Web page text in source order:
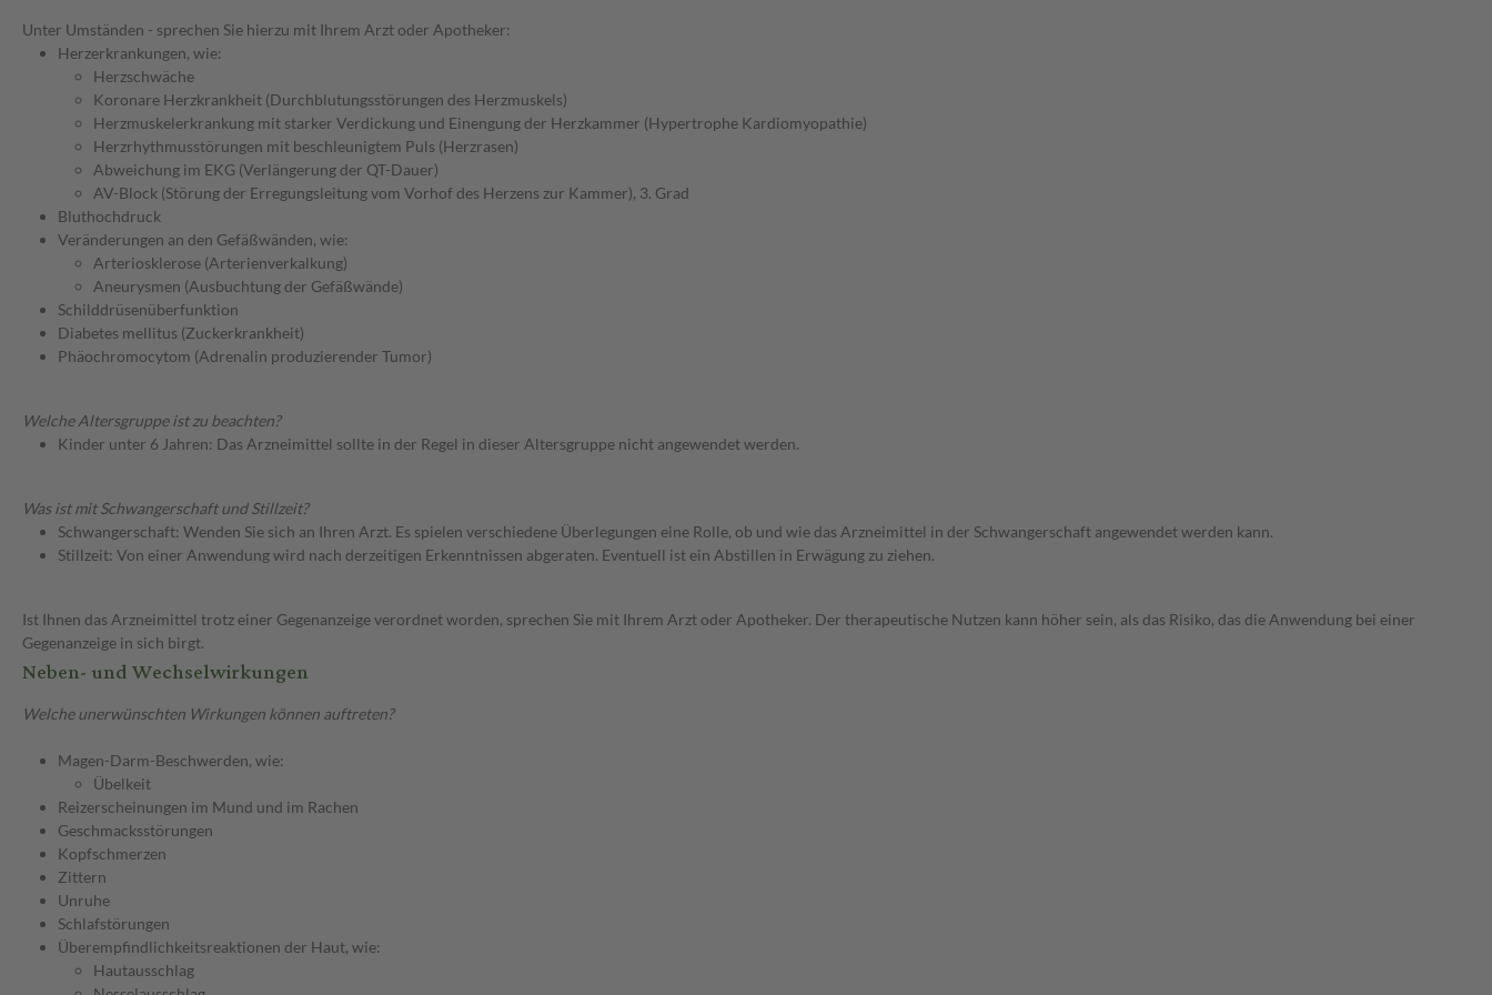
Unter Umständen - sprechen Sie hierzu mit Ihrem Arzt oder Apotheker:
Herzerkrankungen, wie:
Herzschwäche
Koronare Herzkrankheit (Durchblutungsstörungen des Herzmuskels)
Herzmuskelerkrankung mit starker Verdickung und Einengung der Herzkammer (Hypertrophe Kardiomyopathie)
Herzrhythmusstörungen mit beschleunigtem Puls (Herzrasen)
Abweichung im EKG (Verlängerung der QT-Dauer)
AV-Block (Störung der Erregungsleitung vom Vorhof des Herzens zur Kammer), 3. Grad
Bluthochdruck
Veränderungen an den Gefäßwänden, wie:
Arteriosklerose (Arterienverkalkung)
Aneurysmen (Ausbuchtung der Gefäßwände)
Schilddrüsenüberfunktion
Diabetes mellitus (Zuckerkrankheit)
Phäochromocytom (Adrenalin produzierender Tumor)
Welche Altersgruppe ist zu beachten?
Kinder unter 6 Jahren: Das Arzneimittel sollte in der Regel in dieser Altersgruppe nicht angewendet werden.
Was ist mit Schwangerschaft und Stillzeit?
Schwangerschaft: Wenden Sie sich an Ihren Arzt. Es spielen verschiedene Überlegungen eine Rolle, ob und wie das Arzneimittel in der Schwangerschaft angewendet werden kann.
Stillzeit: Von einer Anwendung wird nach derzeitigen Erkenntnissen abgeraten. Eventuell ist ein Abstillen in Erwägung zu ziehen.
Ist Ihnen das Arzneimittel trotz einer Gegenanzeige verordnet worden, sprechen Sie mit Ihrem Arzt oder Apotheker. Der therapeutische Nutzen kann höher sein, als das Risiko, das die Anwendung bei einer
Gegenanzeige in sich birgt.
Neben- und Wechselwirkungen
Welche unerwünschten Wirkungen können auftreten?
Magen-Darm-Beschwerden, wie:
Übelkeit
Reizerscheinungen im Mund und im Rachen
Geschmacksstörungen
Kopfschmerzen
Zittern
Unruhe
Schlafstörungen
Überempfindlichkeitsreaktionen der Haut, wie:
Hautausschlag